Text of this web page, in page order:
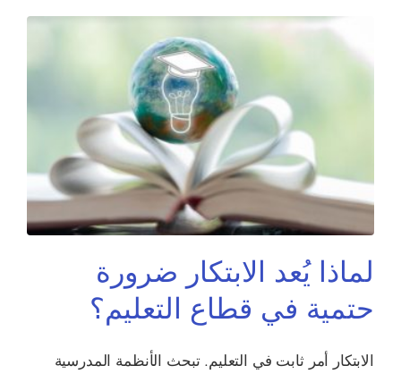
لماذا يُعد الابتكار ضرورة
حتمية في قطاع التعليم؟
الابتكار أمر ثابت في التعليم. تبحث الأنظمة المدرسية